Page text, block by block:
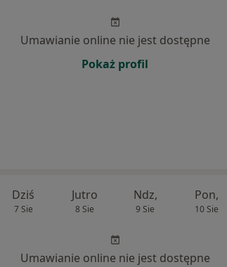
Umawianie online nie jest dostępne
Pokaż profil
Dziś
7 Sie
Jutro
8 Sie
Ndz,
9 Sie
Pon,
10 Sie
Umawianie online nie jest dostępne